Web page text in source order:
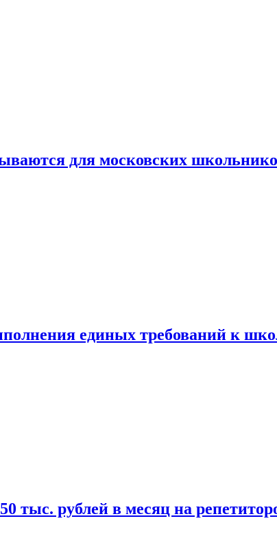
для московских
единых требований к
тыс. рублей в месяц на